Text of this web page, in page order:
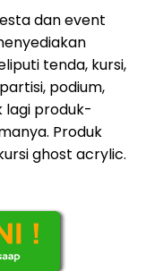
dan event
tenda, kursi,
podium,
lagi produk-
Produk
ghost acrylic.